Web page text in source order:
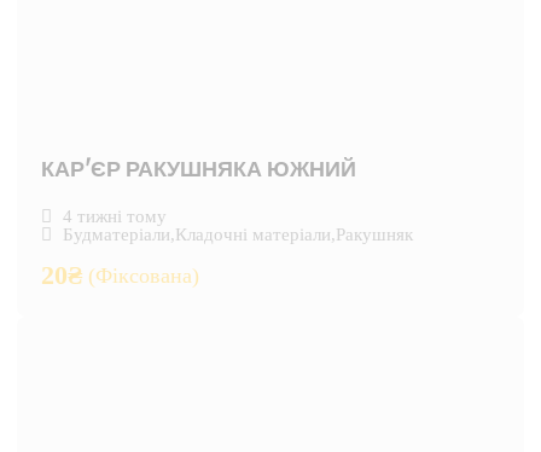
КАР'ЄР РАКУШНЯКА ЮЖНИЙ
4 тижні тому
Будматеріали,Кладочні матеріали,Ракушняк
20₴ (Фіксована)